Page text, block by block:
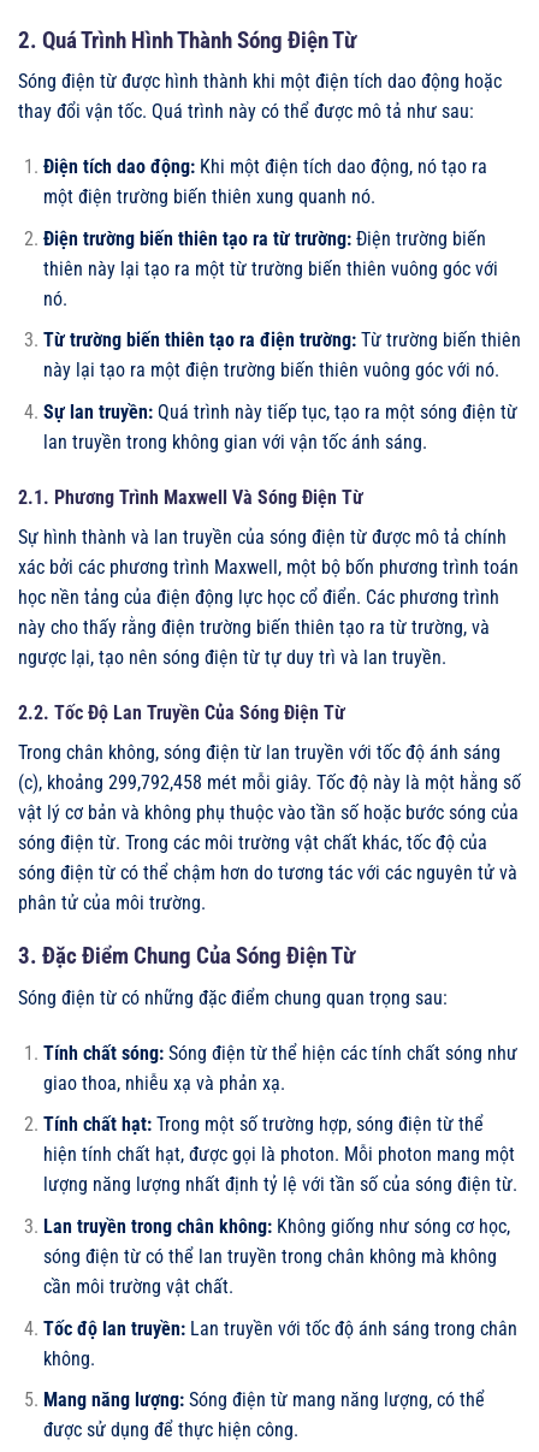
2. Quá Trình Hình Thành Sóng Điện Từ
Sóng điện từ được hình thành khi một điện tích dao động hoặc
thay đổi vận tốc. Quá trình này có thể được mô tả như sau:
Điện tích dao động:Khi một điện tích dao động, nó tạo ra
một điện trường biến thiên xung quanh nó.
Điện trường biến thiên tạo ra từ trường:Điện trường biến
thiên này lại tạo ra một từ trường biến thiên vuông góc với
nó.
Từ trường biến thiên tạo ra điện trường:Từ trường biến thiên
này lại tạo ra một điện trường biến thiên vuông góc với nó.
Sự lan truyền:Quá trình này tiếp tục, tạo ra một sóng điện từ
lan truyền trong không gian với vận tốc ánh sáng.
2.1. Phương Trình Maxwell Và Sóng Điện Từ
Sự hình thành và lan truyền của sóng điện từ được mô tả chính
xác bởi các phương trình Maxwell, một bộ bốn phương trình toán
học nền tảng của điện động lực học cổ điển. Các phương trình
này cho thấy rằng điện trường biến thiên tạo ra từ trường, và
ngược lại, tạo nên sóng điện từ tự duy trì và lan truyền.
2.2. Tốc Độ Lan Truyền Của Sóng Điện Từ
Trong chân không, sóng điện từ lan truyền với tốc độ ánh sáng
(c), khoảng 299,792,458 mét mỗi giây. Tốc độ này là một hằng số
vật lý cơ bản và không phụ thuộc vào tần số hoặc bước sóng của
sóng điện từ. Trong các môi trường vật chất khác, tốc độ của
sóng điện từ có thể chậm hơn do tương tác với các nguyên tử và
phân tử của môi trường.
3. Đặc Điểm Chung Của Sóng Điện Từ
Sóng điện từ có những đặc điểm chung quan trọng sau:
Tính chất sóng:Sóng điện từ thể hiện các tính chất sóng như
giao thoa, nhiễu xạ và phản xạ.
Tính chất hạt:Trong một số trường hợp, sóng điện từ thể
hiện tính chất hạt, được gọi là photon. Mỗi photon mang một
lượng năng lượng nhất định tỷ lệ với tần số của sóng điện từ.
Lan truyền trong chân không:Không giống như sóng cơ học,
sóng điện từ có thể lan truyền trong chân không mà không
cần môi trường vật chất.
Tốc độ lan truyền:Lan truyền với tốc độ ánh sáng trong chân
không.
Mang năng lượng:Sóng điện từ mang năng lượng, có thể
được sử dụng để thực hiện công.